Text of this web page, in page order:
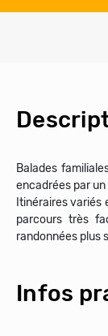
Balades
encadrées par
Itinéraires variés
parcours très
randonnées plus
Infos